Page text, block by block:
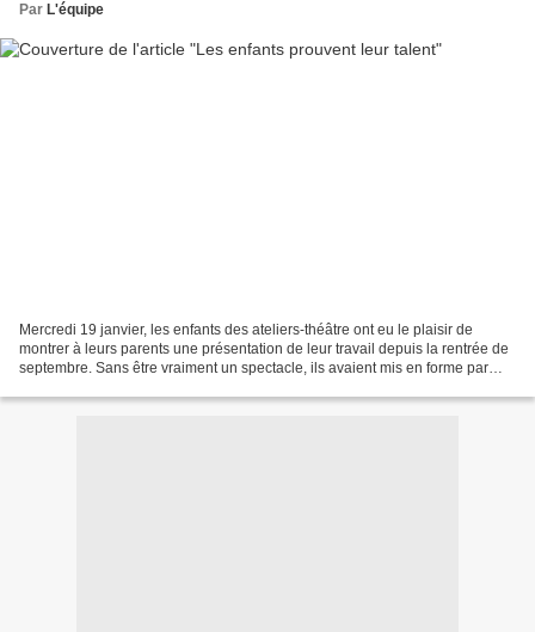
Par L'équipe
Mercredi 19 janvier, les enfants des ateliers-théâtre ont eu le plaisir de
montrer à leurs parents une présentation de leur travail depuis la rentrée de
septembre. Sans être vraiment un spectacle, ils avaient mis en forme par